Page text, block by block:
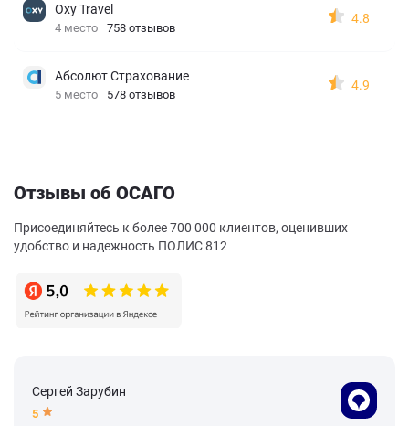
Oxy Travel
4 место 758 отзывов
4.8
Абсолют Страхование
5 место 578 отзывов
4.9
Отзывы об ОСАГО
Присоединяйтесь к более 700 000 клиентов, оценивших
удобство и надежность ПОЛИС 812
Сергей Зарубин
5